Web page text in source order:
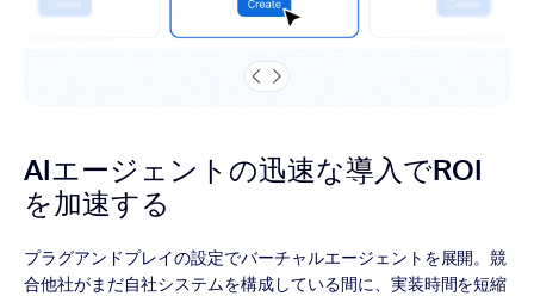
AIエージェントの迅速な導入でROI
を加速する
プラグアンドプレイの設定でバーチャルエージェントを展開。競
合他社がまだ自社システムを構成している間に、実装時間を短縮